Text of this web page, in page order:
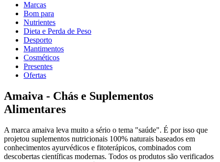
Marcas
Bom para
Nutrientes
Dieta e Perda de Peso
Desporto
Mantimentos
Cosméticos
Presentes
Ofertas
Amaiva - Chás e Suplementos
Alimentares
A marca amaiva leva muito a sério o tema "saúde". É por isso que
projetou suplementos nutricionais 100% naturais baseados em
conhecimentos ayurvédicos e fitoterápicos, combinados com
descobertas científicas modernas. Todos os produtos são verificados